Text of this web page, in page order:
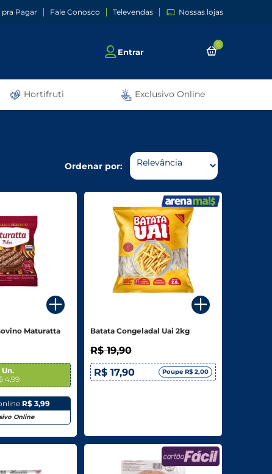
Pagar Fale Conosco Televendas Nossas lojas
Entrar
0
Hortifruti Exclusivo Online
Ordenar por:
Maturatta
4,99
R$ 3,99
Online
Batata Congeladal Uai 2kg
R$ 19,90
R$ 17,90
Poupe R$ 2,00